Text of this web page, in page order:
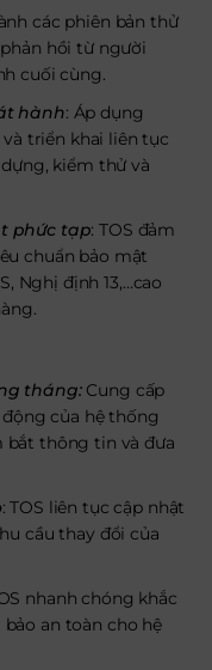
các phiên bản thử
hồi từ người
cuối cùng.
hành: Áp dụng
triển khai liên tục
kiểm thử và
phức tạp: TOS đảm
chuẩn bảo mật
Nghị định 13,…cao
tháng: Cung cấp
của hệ thống
bắt thông tin và đưa
: TOS liên tục cập nhật
cầu thay đổi của
nhanh chóng khắc
an toàn cho hệ